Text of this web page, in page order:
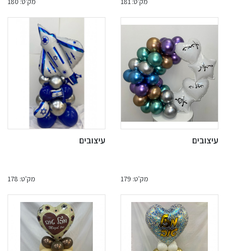
עיצובים
מק'ט: 179
עיצובים
מק'ט: 178